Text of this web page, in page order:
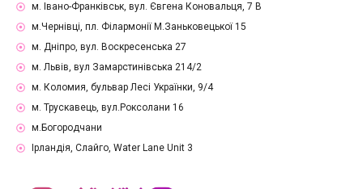
м. Івано-Франківськ, вул. Євгена Коновальця, 7 В
м.Чернівці, пл. Філармонії М.Заньковецької 15
м. Дніпро, вул. Воскресенська 27
м. Львів, вул Замарстинівська 214/2
м. Коломия, бульвар Лесі Українки, 9/4
м. Трускавець, вул.Роксолани 16
м.Богородчани
Ірландія, Слайго, Water Lane Unit 3